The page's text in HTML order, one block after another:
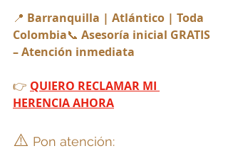
📍 Barranquilla | Atlántico | Toda
Colombia📞 Asesoría inicial GRATIS
– Atención inmediata
👉 QUIERO RECLAMAR MI
HERENCIA AHORA
⚠️ Pon atención: